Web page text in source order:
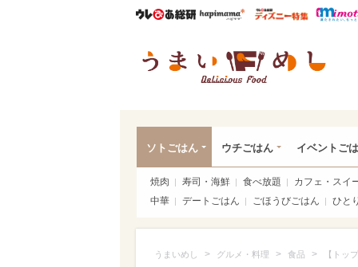
ウレぴあ総研ハピママ*
ウレぴ
ソトごはん ウチごはん イベントご
焼肉 寿司・海鮮 食べ放題
カフェ・スイ
中華
デートごはん ごほうびごはん ひと
うまいめし > グルメ・料理 > 食品 > 【トッ